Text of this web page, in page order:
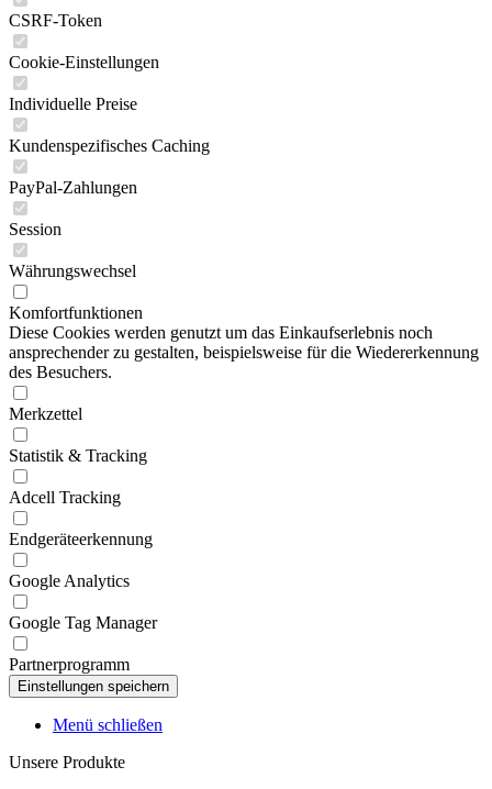
CSRF-Token
Cookie-Einstellungen
Individuelle Preise
Kundenspezifisches Caching
PayPal-Zahlungen
Session
Währungswechsel
Komfortfunktionen
Diese Cookies werden genutzt um das Einkaufserlebnis noch
ansprechender zu gestalten, beispielsweise für die Wiedererkennung
des Besuchers.
Merkzettel
Statistik & Tracking
Adcell Tracking
Endgeräteerkennung
Google Analytics
Google Tag Manager
Partnerprogramm
Menü schließen
Unsere Produkte